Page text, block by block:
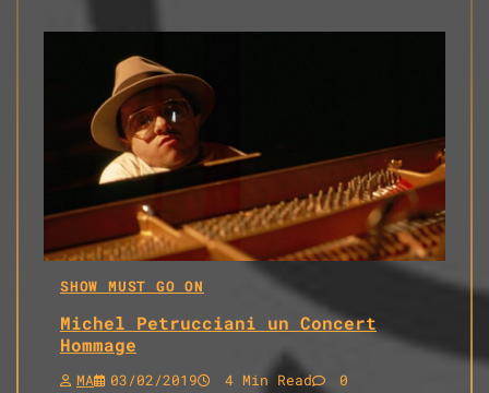
SHOW MUST GO ON
Michel Petrucciani un Concert
Hommage
MA 03/02/2019 4 Min Read 0